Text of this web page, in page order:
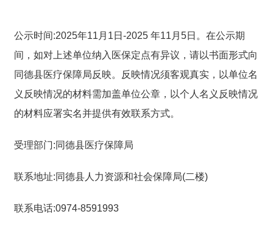
公示时间:2025年11 月 1 日-2025年11 月 5日。在公示期
间，如对上述单位纳入医保定点有异议，请以书面形式向
同德县医疗保障局反映。反映情况须客观真实，以单位名
义反映情况的材料需加盖单位公章，以个人名义反映情况
的材料应署实名并提供有效联系方式。
受理部门:同德县医疗保障局
联系地址:同德县人力资源和社会保障局(二楼)
联系电话:0974-8591993